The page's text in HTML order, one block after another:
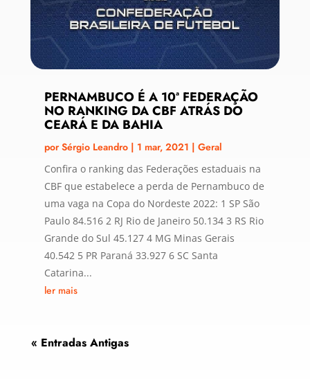
PERNAMBUCO É A 10ª FEDERAÇÃO
NO RANKING DA CBF ATRÁS DO
CEARÁ E DA BAHIA
porSérgio Leandro| 1 mar, 2021 | Geral
Confira o ranking das Federações estaduais na
CBF que estabelece a perda de Pernambuco de
uma vaga na Copa do Nordeste 2022: 1 SP São
Paulo 84.516 2 RJ Rio de Janeiro 50.134 3 RS Rio
Grande do Sul 45.127 4 MG Minas Gerais
40.542 5 PR Paraná 33.927 6 SC Santa
Catarina...
ler mais
« Entradas Antigas